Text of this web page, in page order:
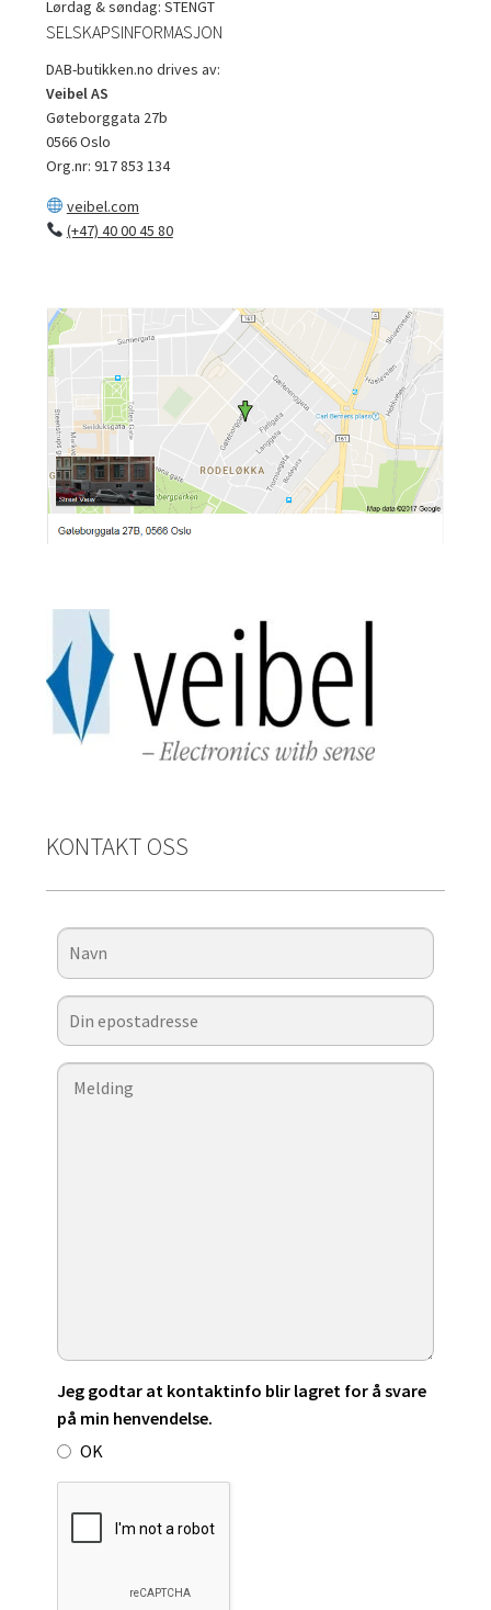
Lørdag & søndag: STENGT
SELSKAPSINFORMASJON
DAB-butikken.no drives av:
Veibel AS
Gøteborggata 27b
0566 Oslo
Org.nr: 917 853 134
veibel.com
(+47) 40 00 45 80
KONTAKT OSS
Jeg godtar at kontaktinfo blir lagret for å svare
på min henvendelse.
OK